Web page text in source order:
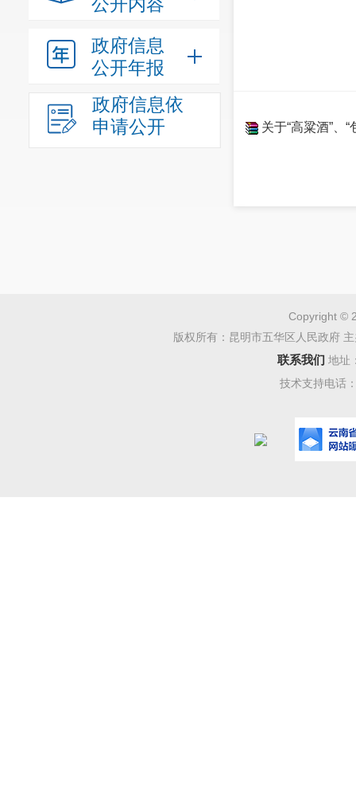
政府信息
公开年报
政府信息依
申请公开
关于“高粱酒”、
Copyright ©
版权所有：昆明市五华区人民政府
联系我们 地址
技术支持电话